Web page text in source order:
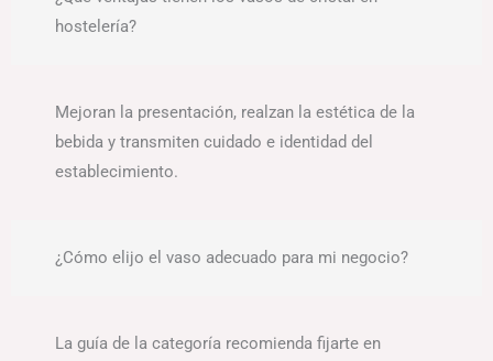
hostelería?
Mejoran la presentación, realzan la estética de la
bebida y transmiten cuidado e identidad del
establecimiento.
¿Cómo elijo el vaso adecuado para mi negocio?
La guía de la categoría recomienda fijarte en